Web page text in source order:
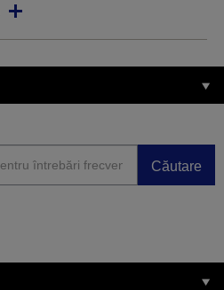
Căutare